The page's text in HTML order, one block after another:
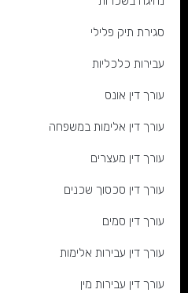
סגירת תיק פלילי
עבירות כלכליות
עורך דין אונס
עורך דין אלימות במשפחה
עורך דין מעצרים
עורך דין סכסוך שכנים
עורך דין סמים
עורך דין עבירות אלימות
עורך דין עבירות מין